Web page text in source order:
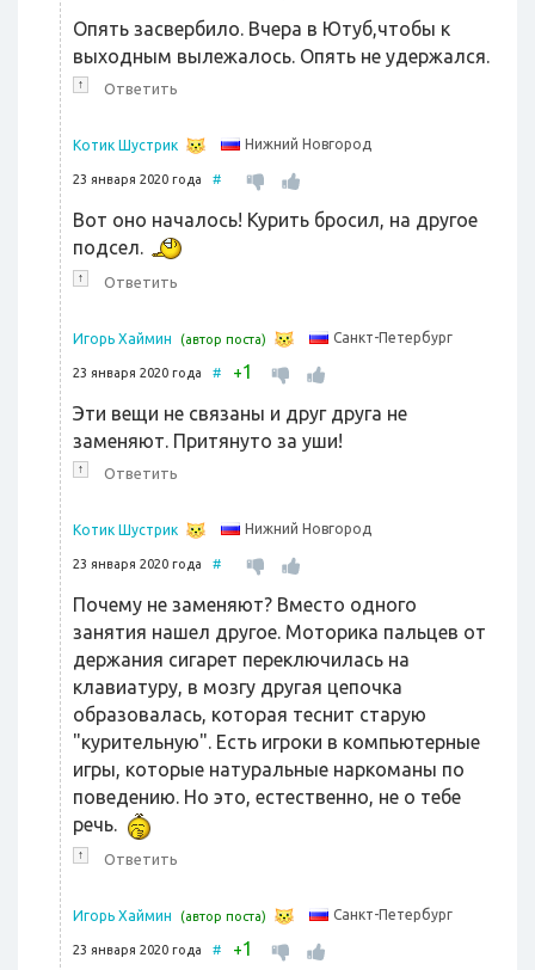
Опять засвербило. Вчера в Ютуб,чтобы к
выходным вылежалось. Опять не удержался.
↑ Ответить
Котик Шустрик Нижний Новгород
23 января 2020 года #
Вот оно началось! Курить бросил, на другое
подсел.
↑ Ответить
Игорь Хаймин (автор поста) Санкт-Петербург
23 января 2020 года # +1
Эти вещи не связаны и друг друга не
заменяют. Притянуто за уши!
↑ Ответить
Котик Шустрик Нижний Новгород
23 января 2020 года #
Почему не заменяют? Вместо одного
занятия нашел другое. Моторика пальцев от
держания сигарет переключилась на
клавиатуру, в мозгу другая цепочка
образовалась, которая теснит старую
"курительную". Есть игроки в компьютерные
игры, которые натуральные наркоманы по
поведению. Но это, естественно, не о тебе
речь.
↑ Ответить
Игорь Хаймин (автор поста) Санкт-Петербург
23 января 2020 года # +1